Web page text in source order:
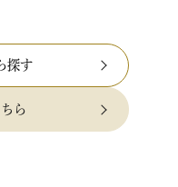
探す
ら